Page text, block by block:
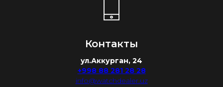
Контакты
ул.Аккурган, 24
+998 88 281 28 28
info@watchdealer.uz